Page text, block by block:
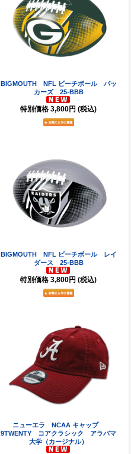
BIGMOUTH NFL ビーチボール パッ
カーズ 25-BBB
特別価格 3,800円 (税込)
BIGMOUTH NFL ビーチボール レイ
ダース 25-BBB
特別価格 3,800円 (税込)
ニューエラ NCAA キャップ
9TWENTY コアクラシック アラバマ
大学（カージナル）